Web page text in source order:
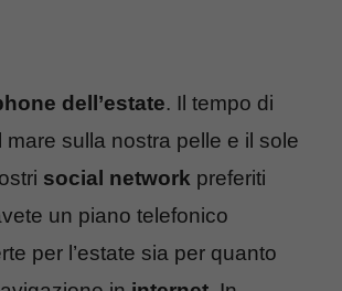
dell’estate. Il tempo di
sulla nostra pelle e il sole
social network preferiti
un piano telefonico
per l’estate sia per quanto